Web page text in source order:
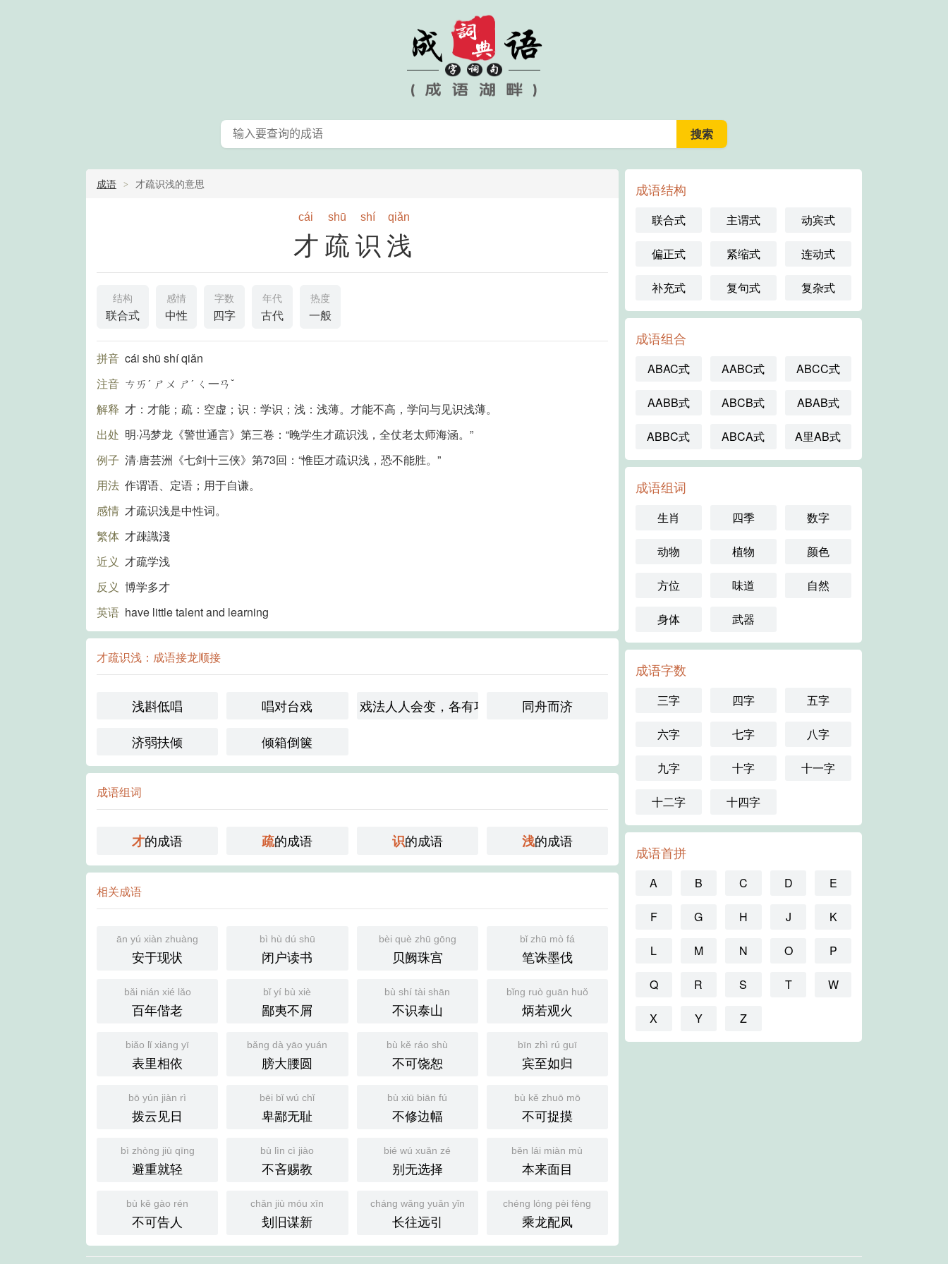
成语 才疏识浅的意思
cái shū shí qiǎn
才疏识浅
结构
联合式
感情
中性
字数
四字
年代
古代
热度
一般
拼音 cái shū shí qiǎn
注音 ㄘㄞˊ ㄕㄨ ㄕˊ ㄑ一ㄢˇ
解释 才：才能；疏：空虚；识：学识；浅：浅薄。才能不高，学问与见识浅薄。
出处 明·冯梦龙《警世通言》第三卷：“晚学生才疏识浅，全仗老太师海涵。”
例子 清·唐芸洲《七剑十三侠》第73回：“惟臣才疏识浅，恐不能胜。”
用法 作谓语、定语；用于自谦。
感情 才疏识浅是中性词。
繁体 才疎識淺
近义 才疏学浅
反义 博学多才
英语 have little talent and learning
才疏识浅：成语接龙顺接
浅斟低唱 唱对台戏 戏法人人会变，各有巧妙不同同舟而济
济弱扶倾
倾箱倒箧
成语组词
才的成语 疏的成语 识的成语 浅的成语
相关成语
ān yú xiàn zhuàng
安于现状
bì hù dú shū
闭户读书
bèi què zhū gōng
贝阙珠宫
bǐ zhū mò fá
笔诛墨伐
bǎi nián xié lǎo
百年偕老
bǐ yí bù xiè
鄙夷不屑
bù shí tài shān
不识泰山
bǐng ruò guān huǒ
炳若观火
biǎo lǐ xiāng yī
表里相依
bǎng dà yāo yuán
膀大腰圆
bù kě ráo shù
不可饶恕
bīn zhì rú guī
宾至如归
bō yún jiàn rì
拨云见日
bēi bǐ wú chǐ
卑鄙无耻
bù xiū biān fú
不修边幅
bù kě zhuō mō
不可捉摸
bì zhòng jiù qīng
避重就轻
bù lìn cì jiào
不吝赐教
bié wú xuǎn zé
别无选择
běn lái miàn mù
本来面目
bù kě gào rén
不可告人
chǎn jiù móu xīn
刬旧谋新
cháng wǎng yuǎn yǐn
长往远引
chéng lóng pèi fèng
乘龙配凤
成语结构
联合式 主谓式 动宾式
偏正式 紧缩式 连动式
补充式 复句式 复杂式
成语组合
ABAC式 AABC式 ABCC式
AABB式 ABCB式 ABAB式
ABBC式 ABCA式 A里AB式
成语组词
生肖 四季 数字
动物 植物 颜色
方位 味道 自然
身体 武器
成语字数
三字 四字 五字
六字 七字 八字
九字 十字 十一字
十二字 十四字
成语首拼
A B C D E
F G H J K
L M N O P
Q R S T W
X Y Z